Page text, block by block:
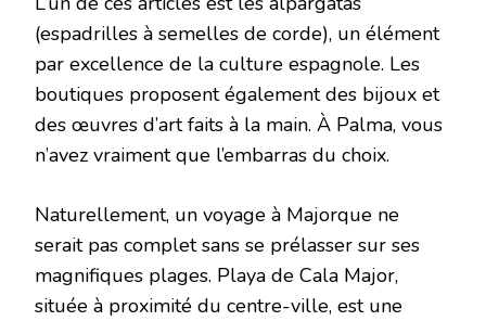
(espadrilles à semelles de corde), un élément
par excellence de la culture espagnole. Les
boutiques proposent également des bijoux et
des œuvres d’art faits à la main. À Palma, vous
n’avez vraiment que l’embarras du choix.
Naturellement, un voyage à Majorque ne
serait pas complet sans se prélasser sur ses
magnifiques plages. Playa de Cala Major,
située à proximité du centre-ville, est une